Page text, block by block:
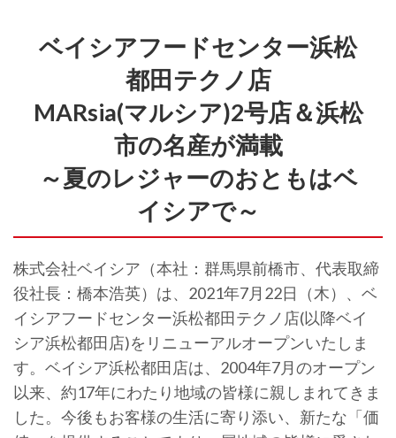
ベイシアフードセンター浜松
都田テクノ店
MARsia(マルシア)2号店＆浜松
市の名産が満載
～夏のレジャーのおともはベ
イシアで～
株式会社ベイシア（本社：群馬県前橋市、代表取締
役社長：橋本浩英）は、2021年7月22日（木）、ベ
イシアフードセンター浜松都田テクノ店(以降ベイ
シア浜松都田店)をリニューアルオープンいたしま
す。ベイシア浜松都田店は、2004年7月のオープン
以来、約17年にわたり地域の皆様に親しまれてきま
した。今後もお客様の生活に寄り添い、新たな「価